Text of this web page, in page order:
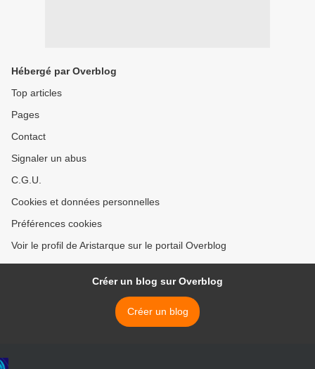
Hébergé par Overblog
Top articles
Pages
Contact
Signaler un abus
C.G.U.
Cookies et données personnelles
Préférences cookies
Voir le profil de Aristarque sur le portail Overblog
Créer un blog sur Overblog
Créer un blog